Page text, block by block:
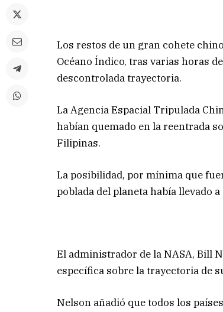
Los restos de un gran cohete
Océano Índico, tras varias horas
descontrolada trayectoria.
La Agencia Espacial Tripulada
habían quemado en la reentrada
Filipinas.
La posibilidad, por mínima que
poblada del planeta había llevado
El administrador de la NASA, Bill
específica sobre la trayectoria de
Nelson añadió que todos los